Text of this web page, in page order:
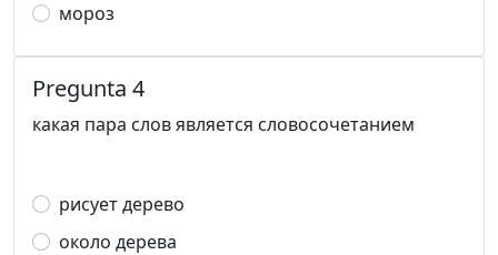
мороз
Pregunta 4
какая пара слов является словосочетанием
рисует дерево
около дерева